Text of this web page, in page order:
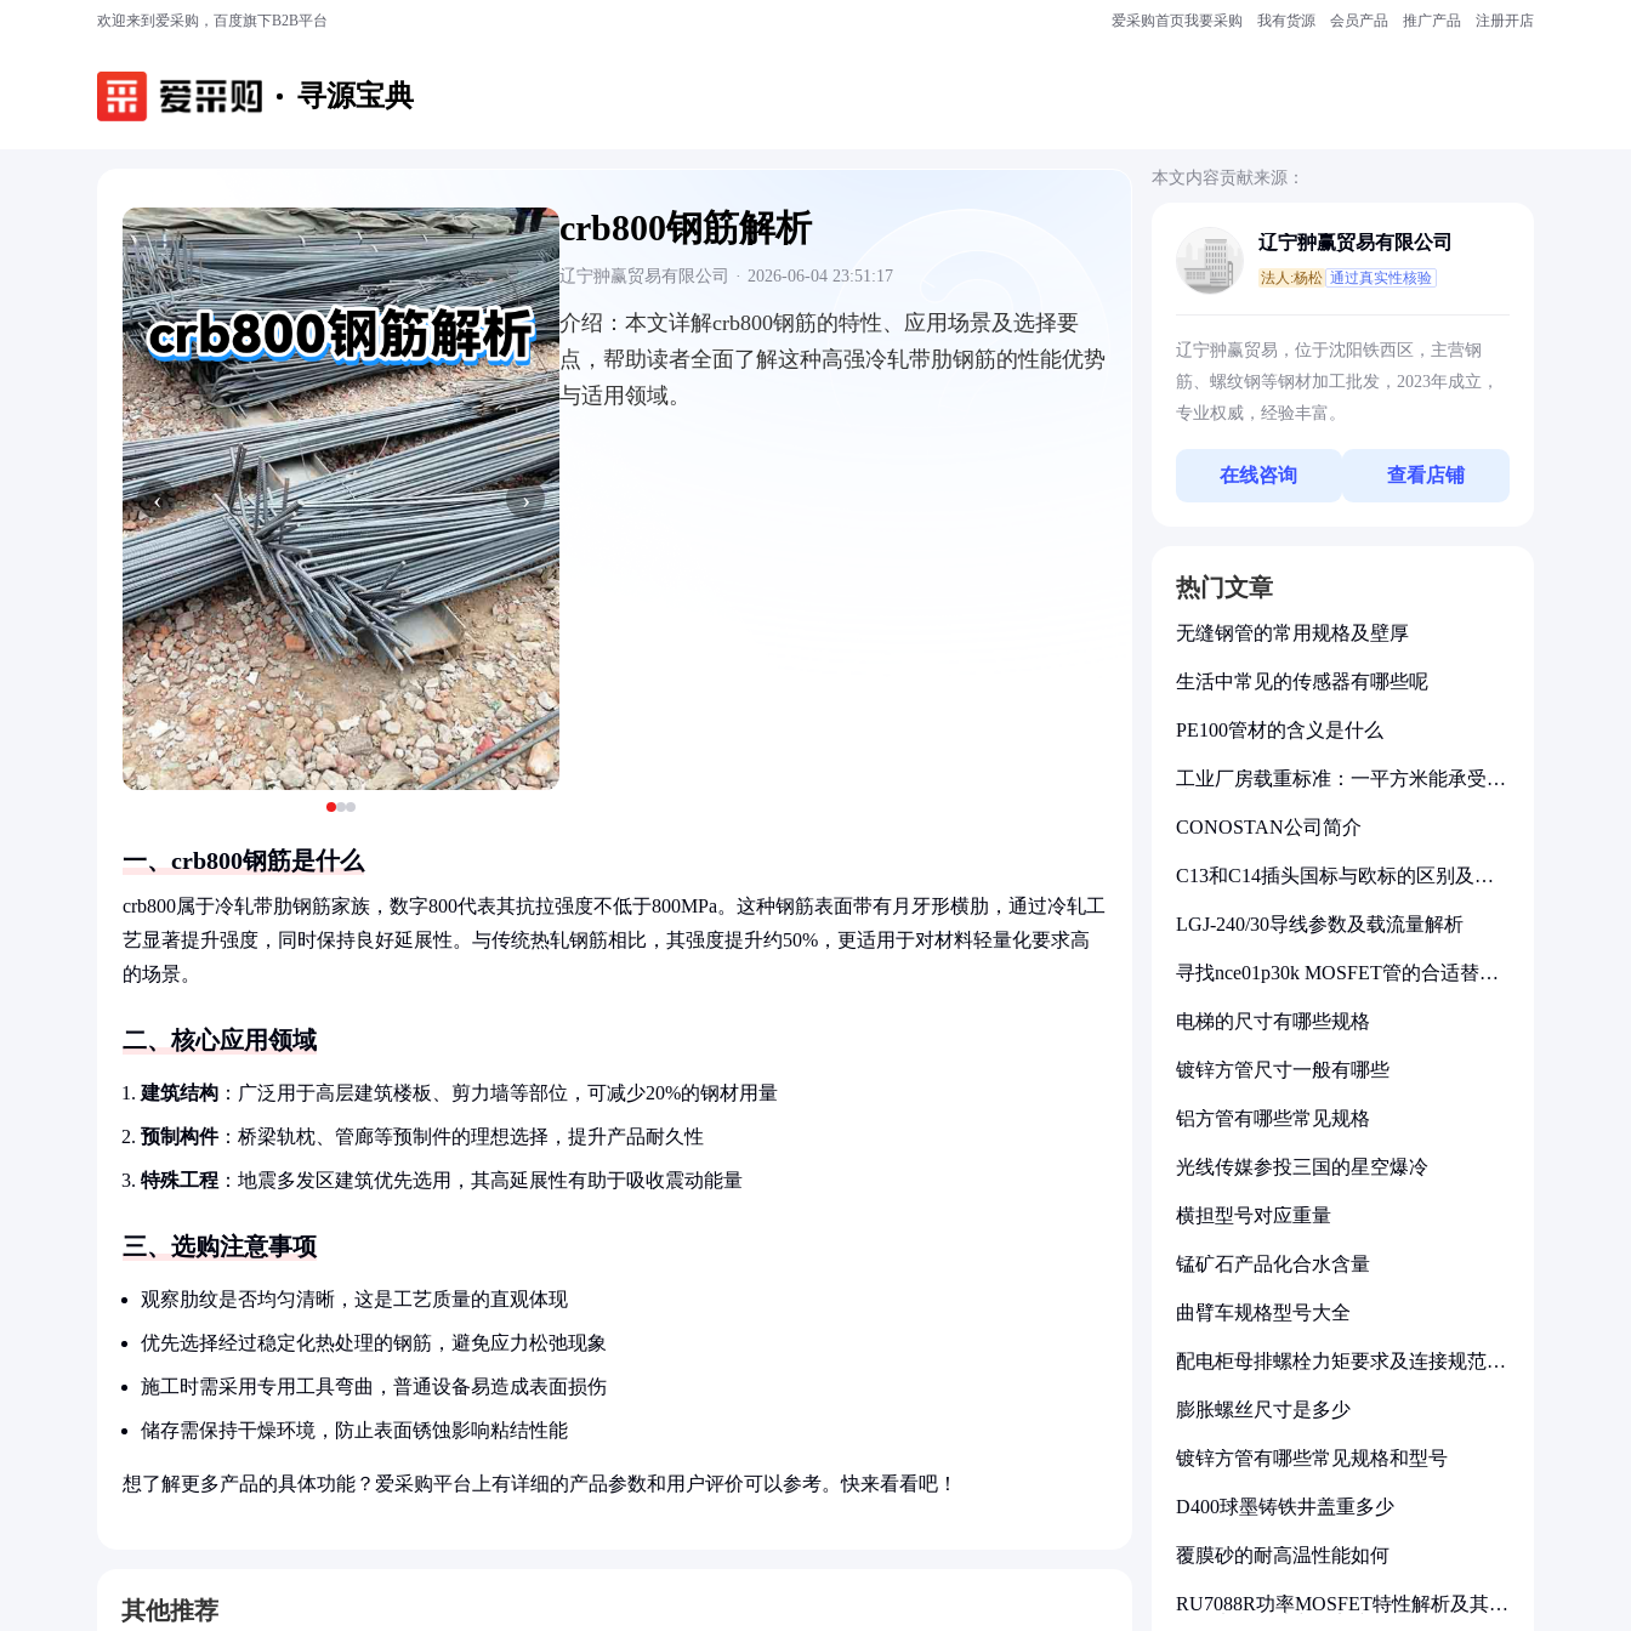
欢迎来到爱采购，百度旗下B2B平台 爱采购首页我要采购 我有货源 会员产品 推广产品 注册开店
寻源宝典
‹ ›
crb800钢筋解析
辽宁翀赢贸易有限公司 · 2026-06-04 23:51:17
介绍： 本文详解crb800钢筋的特性、应用场景及选择要
点，帮助读者全面了解这种高强冷轧带肋钢筋的性能优势
与适用领域。
一、crb800钢筋是什么
crb800属于冷轧带肋钢筋家族，数字800代表其抗拉强度不低于800MPa。这种钢筋表面带有月牙形横肋，通过冷轧工
艺显著提升强度，同时保持良好延展性。与传统热轧钢筋相比，其强度提升约50%，更适用于对材料轻量化要求高
的场景。
二、核心应用领域
建筑结构 ：广泛用于高层建筑楼板、剪力墙等部位，可减少20%的钢材用量
预制构件：桥梁轨枕、管廊等预制件的理想选择，提升产品耐久性
特殊工程 ：地震多发区建筑优先选用，其高延展性有助于吸收震动能量
三、选购注意事项
观察肋纹是否均匀清晰，这是工艺质量的直观体现
优先选择经过稳定化热处理的钢筋，避免应力松弛现象
施工时需采用专用工具弯曲，普通设备易造成表面损伤
储存需保持干燥环境，防止表面锈蚀影响粘结性能
想了解更多产品的具体功能？爱采购平台上有详细的产品参数和用户评价可以参考。快来看看吧！
其他推荐
本文内容贡献来源：
辽宁翀赢贸易有限公司
法人:杨松 通过真实性核验
辽宁翀赢贸易，位于沈阳铁西区，主营钢
筋、螺纹钢等钢材加工批发，2023年成立，
专业权威，经验丰富。
在线咨询 查看店铺
热门文章
无缝钢管的常用规格及壁厚
生活中常见的传感器有哪些呢
PE100管材的含义是什么
工业厂房载重标准：一平方米能承受多
CONOSTAN公司简介
C13和C14插头国标与欧标的区别及其
LGJ-240/30导线参数及载流量解析
寻找nce01p30k MOSFET管的合适替代
电梯的尺寸有哪些规格
镀锌方管尺寸一般有哪些
铝方管有哪些常见规格
光线传媒参投三国的星空爆冷
横担型号对应重量
锰矿石产品化合水含量
曲臂车规格型号大全
配电柜母排螺栓力矩要求及连接规范详
膨胀螺丝尺寸是多少
镀锌方管有哪些常见规格和型号
D400球墨铸铁井盖重多少
覆膜砂的耐高温性能如何
RU7088R功率MOSFET特性解析及其在